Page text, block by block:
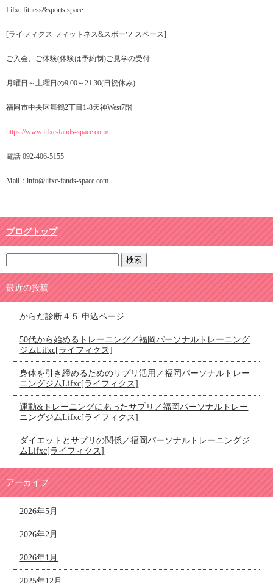
Lifxc fitness&sports space
[ライフィクス フィットネス&スポーツ スペース]
ご入会、ご体験(体験は予約制)ご見学の受付
月曜日～土曜日の9:00～21:30(日祝休み)
福岡市中央区舞鶴2丁目1-8天神West7階
https://www.lifxc-fands-space.com/
電話 092-406-5155
Mail：info@lifxc-fands-space.com
ブログトップ
最近の投稿
からだ診断４５ 申込ページ
50代から始めるトレーニング／福岡パーソナルトレーニング
ジムLifxc[ライフィクス]
身体を引き締めるためのサプリ活用／福岡パーソナルトレー
ニングジムLifxc[ライフィクス]
運動&トレーニングにあったサプリ／福岡パーソナルトレー
ニングジムLifxc[ライフィクス]
ダイエットとサプリの関係／福岡パーソナルトレーニングジ
ムLifxc[ライフィクス]
アーカイブ
2026年5月
2026年2月
2026年1月
2025年12月